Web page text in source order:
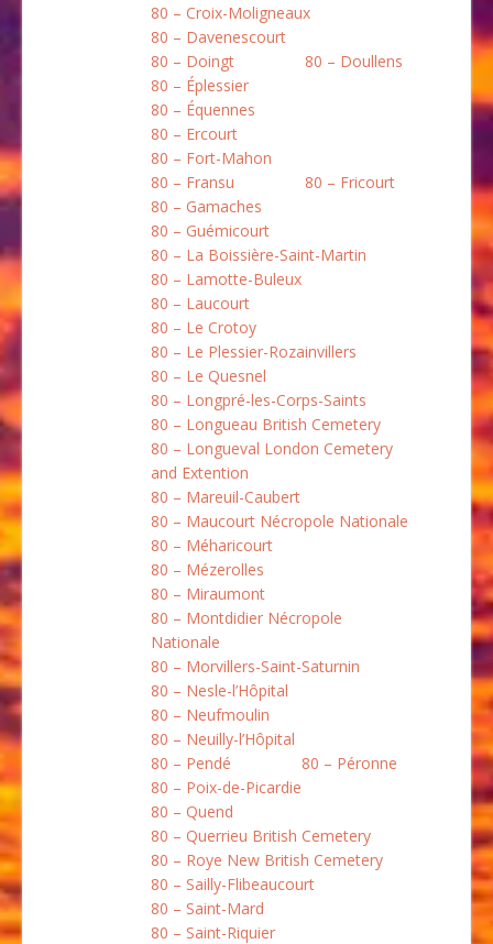
80 – Croix-Moligneaux
80 – Davenescourt
80 – Doingt
80 – Doullens
80 – Éplessier
80 – Équennes
80 – Ercourt
80 – Fort-Mahon
80 – Fransu
80 – Fricourt
80 – Gamaches
80 – Guémicourt
80 – La Boissière-Saint-Martin
80 – Lamotte-Buleux
80 – Laucourt
80 – Le Crotoy
80 – Le Plessier-Rozainvillers
80 – Le Quesnel
80 – Longpré-les-Corps-Saints
80 – Longueau British Cemetery
80 – Longueval London Cemetery
and Extention
80 – Mareuil-Caubert
80 – Maucourt Nécropole Nationale
80 – Méharicourt
80 – Mézerolles
80 – Miraumont
80 – Montdidier Nécropole
Nationale
80 – Morvillers-Saint-Saturnin
80 – Nesle-l’Hôpital
80 – Neufmoulin
80 – Neuilly-l’Hôpital
80 – Pendé
80 – Péronne
80 – Poix-de-Picardie
80 – Quend
80 – Querrieu British Cemetery
80 – Roye New British Cemetery
80 – Sailly-Flibeaucourt
80 – Saint-Mard
80 – Saint-Riquier